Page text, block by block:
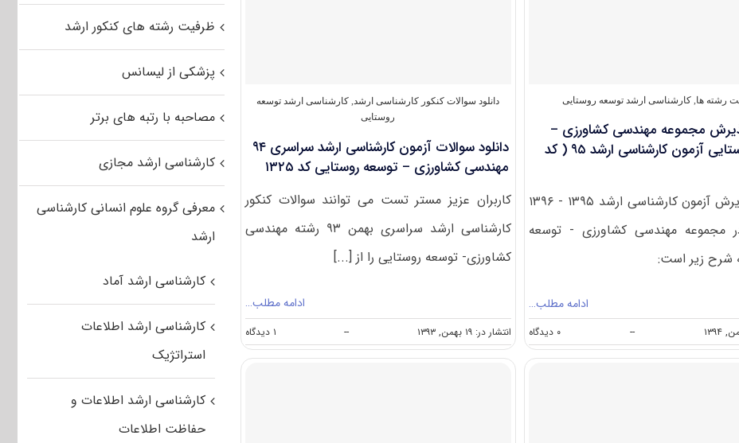
کارشناسی
سراسری
مهندسی
کشاورزی-
توسعه
روستایی(
رشته ها,کارشناسی ارشد توسعه روستایی
مجموعه مهندسی کشاورزی –
توسعه روستایی آزمون کارشناسی ارشد ۹۵ ( کد
ظرفیت پذیرش آزمون کارشناسی ارشد ۱۳۹۵ - ۱۳۹۶
مجموعه مهندسی کشاورزی - توسعه
شرح زیر است:
ادامه مطلب…
-- ۰ دیدگاه
ظرفیت
پذیرش
دانلود سوالات کنکور کارشناسی ارشد, کارشناسی ارشد توسعه
روستایی
دانلود سوالات آزمون کارشناسی ارشد سراسری ۹۴
مهندسی کشاورزی – توسعه روستایی کد ۱۳۲۵
کاربران عزیز مستر تست می توانند سوالات کنکور
کارشناسی ارشد سراسری بهمن ۹۳ رشته مهندسی
کشاورزی- توسعه روستایی را از [...]
ادامه مطلب…
انتشار در: ۱۹ بهمن, ۱۳۹۳ -- ۱ دیدگاه
on
دانلود
سوالات
ظرفیت رشته های کنکور ارشد
پزشکی از لیسانس
مصاحبه با رتبه های برتر
کارشناسی ارشد مجازی
معرفی گروه علوم انسانی کارشناسی
ارشد
کارشناسی ارشد آماد
کارشناسی ارشد اطلاعات
استراتژیک
کارشناسی ارشد اطلاعات و
حفاظت اطلاعات